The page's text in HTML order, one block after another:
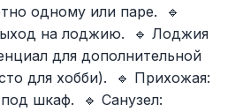
одному или паре. 🔹
на лоджию. 🔹 Лоджия
для дополнительной
для хобби). 🔹 Прихожая:
шкаф. 🔹 Санузел: